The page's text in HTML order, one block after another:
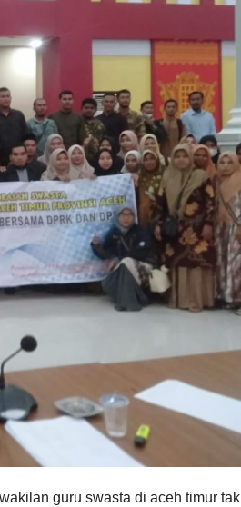
guru swasta di aceh timur tak